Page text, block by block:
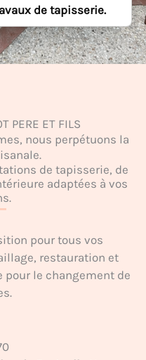
de tapisserie.
PERE ET FILS
nous perpétuons la
de tapisserie, de
adaptées à vos
pour tous vos
restauration et
pour le changement de